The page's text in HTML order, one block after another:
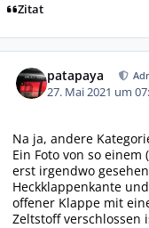
Zitat
patapaya
27. Mai 2021 um
Na ja, andere
Ein Foto von so einem
erst irgendwo
Heckklappenkante
offener Klappe mit
Zeltstoff verschlossen